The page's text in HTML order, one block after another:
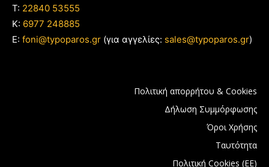
T: 22840 53555
Κ: 6977 248885
E: foni@typoparos.gr (για αγγελίες: sales@typoparos.gr)
Πολιτική απορρήτου & Cookies
Δήλωση Συμμόρφωσης
Όροι Χρήσης
Ταυτότητα
Πολιτική Cookies (ΕΕ)